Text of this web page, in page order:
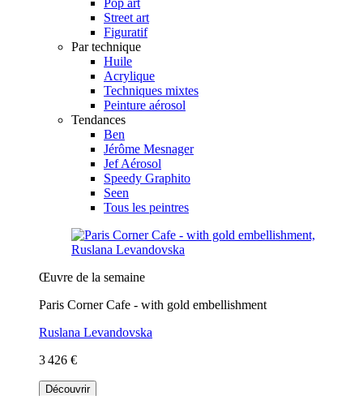
Street art
Figuratif
Par technique
Huile
Acrylique
Techniques mixtes
Peinture aérosol
Tendances
Ben
Jérôme Mesnager
Jef Aérosol
Speedy Graphito
Seen
Tous les peintres
Œuvre de la semaine
Paris Corner Cafe - with gold embellishment
Ruslana Levandovska
3 426 €
Découvrir